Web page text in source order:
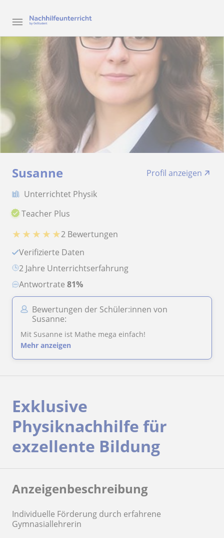
Susanne
Profil anzeigen
Unterrichtet Physik
Teacher Plus
★ ★ ★ ★ ★2 Bewertungen
Verifizierte Daten
2 Jahre Unterrichtserfahrung
Antwortrate 81%
Bewertungen der Schüler:innen von
Susanne:
Mit Susanne ist Mathe mega einfach!
Mehr anzeigen
Exklusive
Physiknachhilfe für
exzellente Bildung
Anzeigenbeschreibung
Individuelle Förderung durch erfahrene
Gymnasiallehrerin